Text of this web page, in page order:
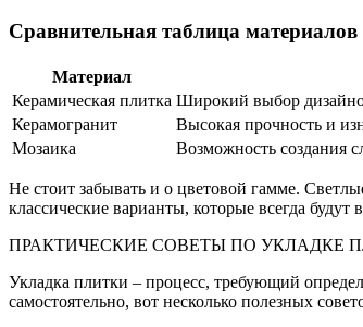
Сравнительная таблица
Материал
Керамическая плитка Широкий выбор
Керамогранит
Высокая прочность и
Мозаика
Возможность создания
Не стоит забывать и о цветовой гамме.
классические варианты, которые всегда
ПРАКТИЧЕСКИЕ СОВЕТЫ ПО УКЛАДКЕ
Укладка плитки – процесс, требующий
самостоятельно, вот несколько полезных